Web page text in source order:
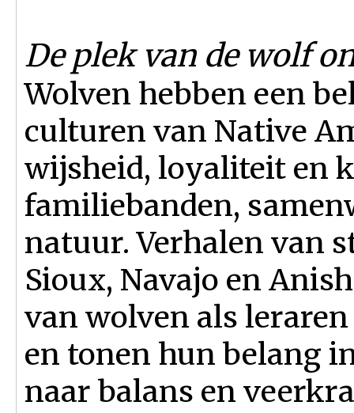
De plek van de wolf
Wolven hebben een
culturen van Native
wijsheid, loyaliteit en
familiebanden,
natuur. Verhalen van
Sioux, Navajo en
van wolven als
en tonen hun belang
naar balans en